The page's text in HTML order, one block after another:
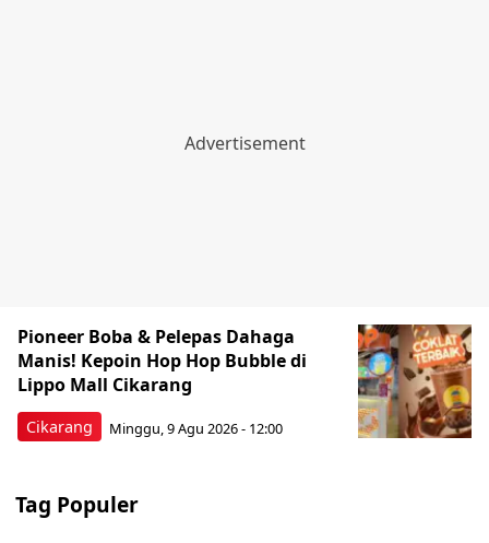
Cikarang
Pioneer Boba & Pelepas Dahaga
Manis! Kepoin Hop Hop Bubble di
Lippo Mall Cikarang
Minggu, 9 Agu 2026 - 12:00
Tag Populer